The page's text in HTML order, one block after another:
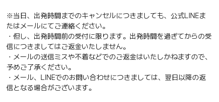
※当日、出発時間までのキャンセルにつきましても、公式LINEま
たはメールにてご連絡ください。
・但し、出発時間前の受付に限ります。出発時間を過ぎてからの受
信につきましてはご返金いたしません。
・メールの送信ミスや不着などでのご返金はいたしかねますので、
予めご了承ください。
・メール、LINEでのお問い合わせにつきましては、翌日以降の返
信となる場合がございます。